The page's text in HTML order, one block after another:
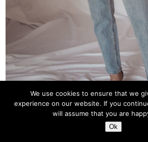
Post Views: 7 271
We use cookies to ensure that we
experience on our website. If you
will assume that you are
Ok